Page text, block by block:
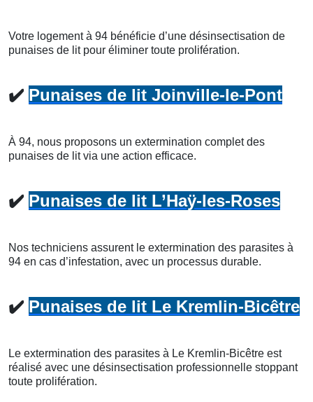
Votre logement à 94 bénéficie d’une désinsectisation de
punaises de lit pour éliminer toute prolifération.
✔️ Punaises de lit Joinville-le-Pont
À 94, nous proposons un extermination complet des
punaises de lit via une action efficace.
✔️ Punaises de lit L’Haÿ-les-Roses
Nos techniciens assurent le extermination des parasites à
94 en cas d’infestation, avec un processus durable.
✔️ Punaises de lit Le Kremlin-Bicêtre
Le extermination des parasites à Le Kremlin-Bicêtre est
réalisé avec une désinsectisation professionnelle stoppant
toute prolifération.